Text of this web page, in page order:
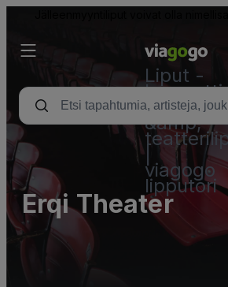
Liput -
konsertti,
urheilu
&amp;
viagogo
lipputori
Erqi Theater